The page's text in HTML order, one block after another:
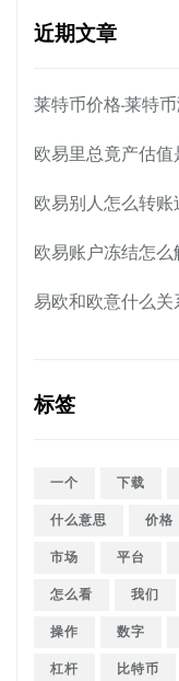
近期文章
莱特币价格-莱特
欧易里总竟产估值
欧易别人怎么转账
欧易账户冻结怎
易欧和欧意什么关
标签
一个 下载
什么意思
价格
市场
平台
怎么看
我们
操作
数字
杠杆
比特币